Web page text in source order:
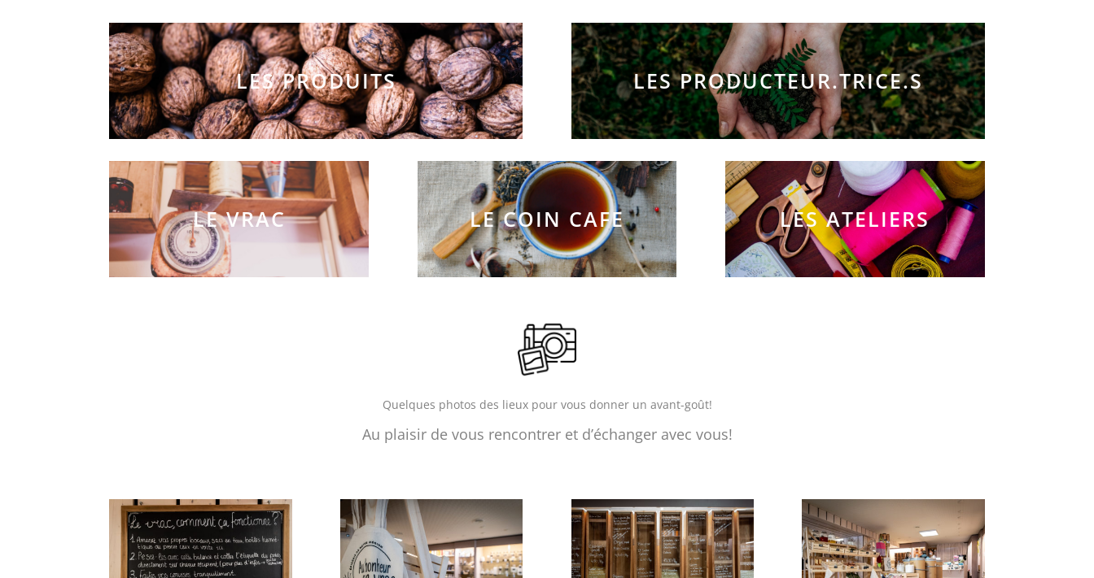
LES PRODUITS LES PRODUCTEUR.TRICE.S
LE VRAC LE COIN CAFE LES ATELIERS
Quelques photos des lieux pour vous donner un avant-goût!
Au plaisir de vous rencontrer et d’échanger avec vous!